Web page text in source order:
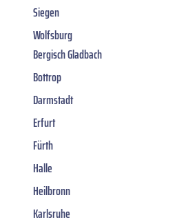
Siegen
Wolfsburg
Bergisch Gladbach
Bottrop
Darmstadt
Erfurt
Fürth
Halle
Heilbronn
Karlsruhe